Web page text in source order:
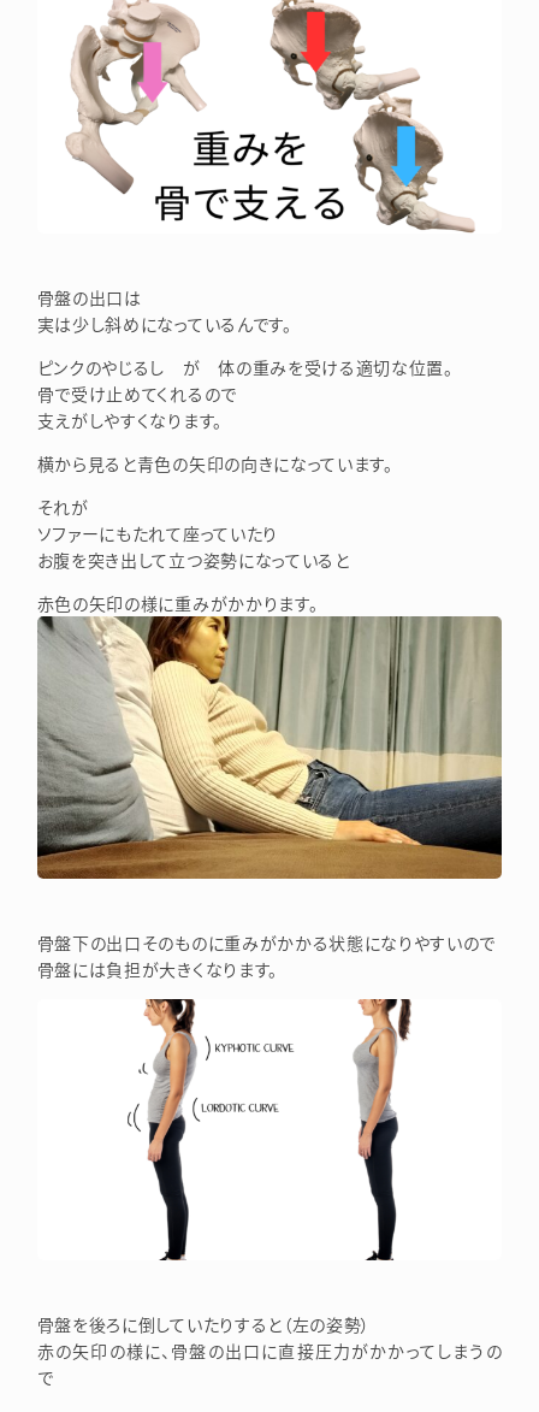
骨盤の出口は
実は少し斜めになっているんです。
ピンクのやじるし が 体の重みを受ける適切な位置。
骨で受け止めてくれるので
支えがしやすくなります。
横から見ると青色の矢印の向きになっています。
それが
ソファーにもたれて座っていたり
お腹を突き出して立つ姿勢になっていると
赤色の矢印の様に重みがかかります。
骨盤下の出口そのものに重みがかかる状態になりやすいので
骨盤には負担が大きくなります。
骨盤を後ろに倒していたりすると（左の姿勢）
赤の矢印の様に、骨盤の出口に直接圧力がかかってしまうの
で